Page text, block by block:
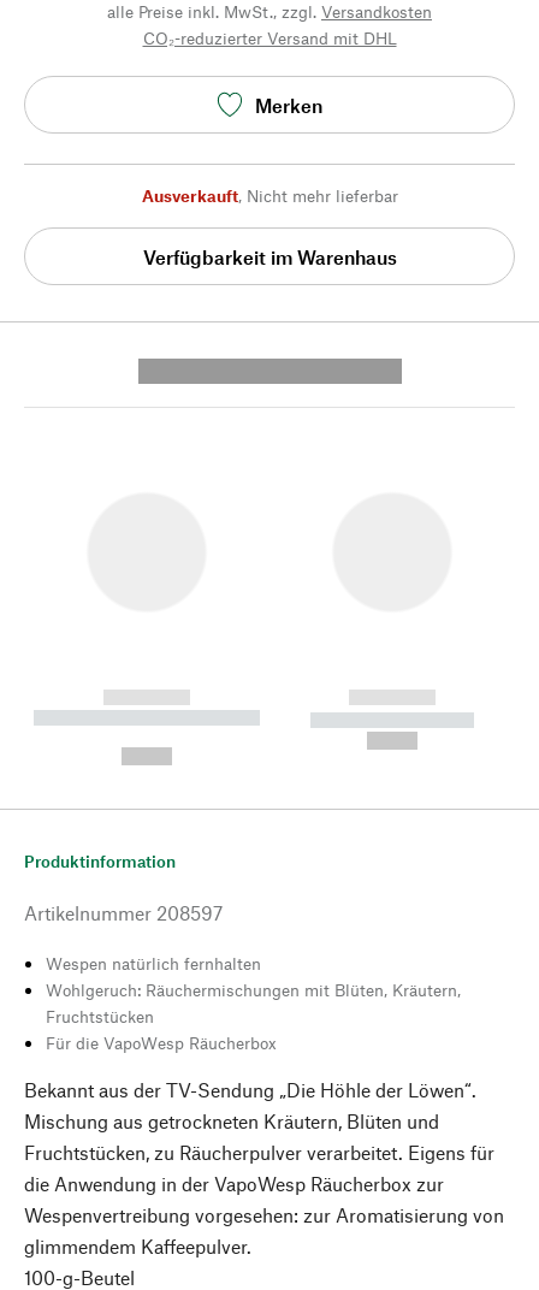
alle Preise inkl. MwSt., zzgl. Versandkosten
CO₂-reduzierter Versand mit DHL
Merken
Ausverkauft, Nicht mehr lieferbar
Verfügbarkeit im Warenhaus
------------
----------- ----------- --------
------------
----------- -----------
Produktinformation
Artikelnummer 208597
Wespen natürlich fernhalten
Wohlgeruch: Räuchermischungen mit Blüten, Kräutern,
Fruchtstücken
Für die VapoWesp Räucherbox
Bekannt aus der TV-Sendung „Die Höhle der Löwen“.
Mischung aus getrockneten Kräutern, Blüten und
Fruchtstücken, zu Räucherpulver verarbeitet. Eigens für
die Anwendung in der VapoWesp Räucherbox zur
Wespenvertreibung vorgesehen: zur Aromatisierung von
glimmendem Kaffeepulver.
100-g-Beutel